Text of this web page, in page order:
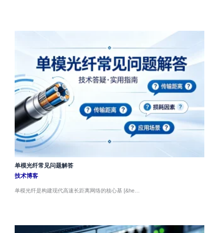
单模光纤常见问题解答
技术博客
单模光纤是构建现代高速长距离网络的核心基 [&he…